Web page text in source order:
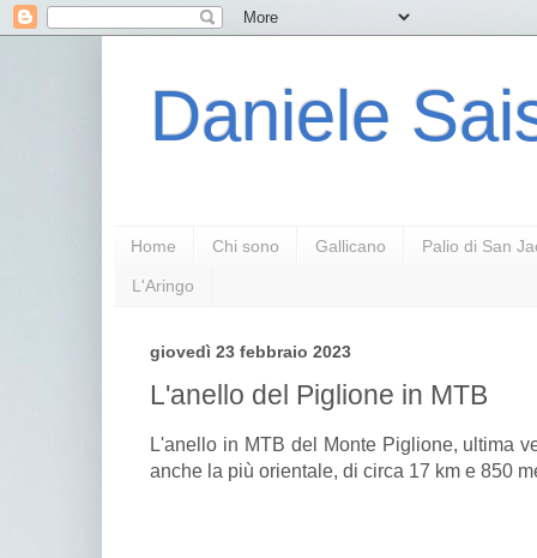
Daniele
Home Chi sono Gallicano Palio di San
L'Aringo
giovedì 23 febbraio 2023
L'anello del Piglione in MTB
L'anello in MTB del Monte Piglione, ultima
anche la più orientale, di circa 17 km e 850